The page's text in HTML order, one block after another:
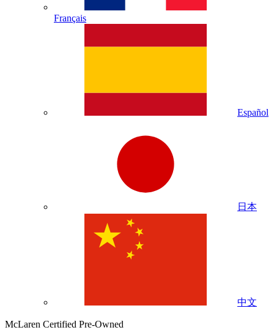
Français
Español
日本
中文
McLaren Certified Pre-Owned